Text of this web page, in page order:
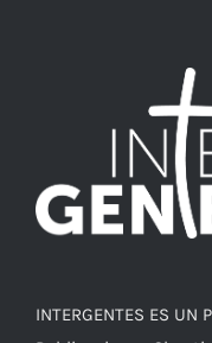
INTERGENTES ES UN